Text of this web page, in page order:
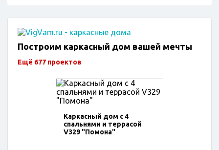
Построим каркасный дом вашей мечты
Ещё 677 проектов
Каркасный дом с 4
спальнями и террасой
V329 "Помона"